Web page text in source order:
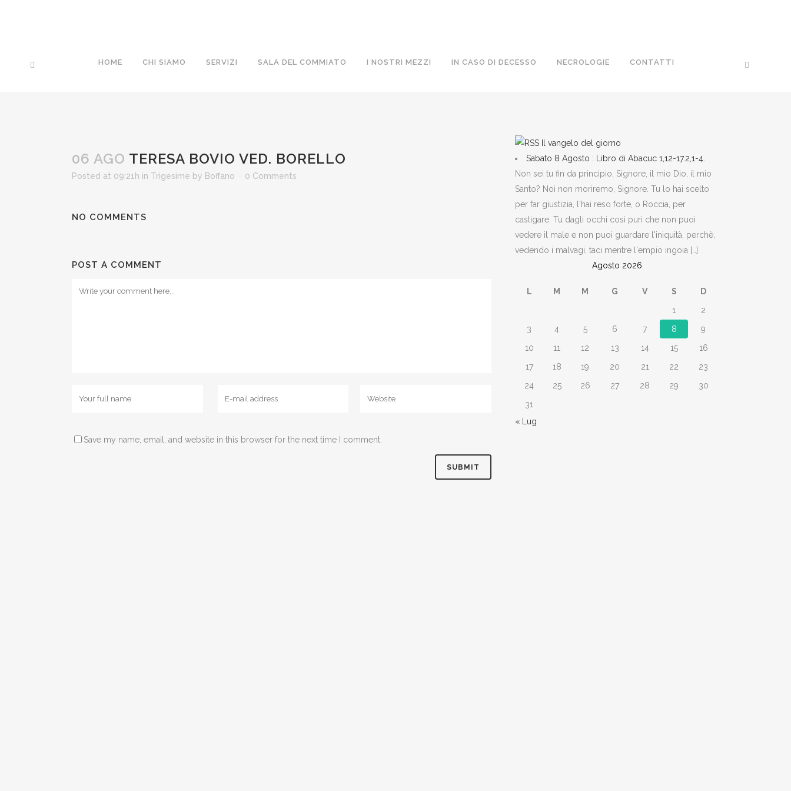
HOME CHI SIAMO SERVIZI SALA DEL COMMIATO I NOSTRI MEZZI IN CASO DI DECESSO NECROLOGIE CONTATTI
06 AGO TERESA BOVIO VED. BORELLO
Posted at 09:21h in Trigesime by Boffano 0 Comments
NO COMMENTS
POST A COMMENT
Save my name, email, and website in this browser for the next time I comment.
Il vangelo del giorno
Sabato 8 Agosto : Libro di Abacuc 1,12-17.2,1-4.
Non sei tu fin da principio, Signore, il mio Dio, il mio
Santo? Noi non moriremo, Signore. Tu lo hai scelto
per far giustizia, l'hai reso forte, o Roccia, per
castigare. Tu dagli occhi così puri che non puoi
vedere il male e non puoi guardare l'iniquità, perchè,
vedendo i malvagi, taci mentre l'empio ingoia […]
Agosto 2026
L M M G V S
D
1
2
3
4 5 6 7 8
9
10
11 12 13 14 15
16
17
18 19 20 21 22
23
24
25 26 27 28 29
30
31
« Lug